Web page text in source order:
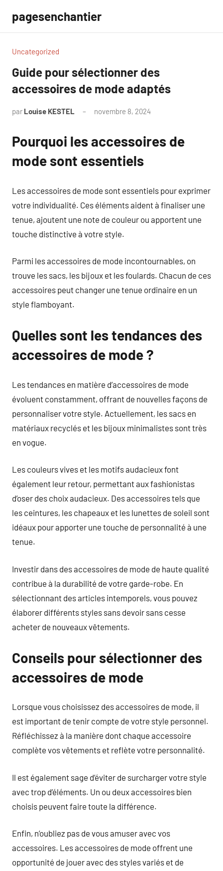
contenu
pagesenchantier
Uncategorized
Guide pour sélectionner des
accessoires de mode adaptés
par Louise KESTEL novembre 8, 2024
Pourquoi les accessoires de
mode sont essentiels
Les accessoires de mode sont essentiels pour exprimer
votre individualité. Ces éléments aident à finaliser une
tenue, ajoutent une note de couleur ou apportent une
touche distinctive à votre style.
Parmi les accessoires de mode incontournables, on
trouve les sacs, les bijoux et les foulards. Chacun de ces
accessoires peut changer une tenue ordinaire en un
style flamboyant.
Quelles sont les tendances des
accessoires de mode ?
Les tendances en matière d’accessoires de mode
évoluent constamment, offrant de nouvelles façons de
personnaliser votre style. Actuellement, les sacs en
matériaux recyclés et les bijoux minimalistes sont très
en vogue.
Les couleurs vives et les motifs audacieux font
également leur retour, permettant aux fashionistas
d’oser des choix audacieux. Des accessoires tels que
les ceintures, les chapeaux et les lunettes de soleil sont
idéaux pour apporter une touche de personnalité à une
tenue.
Investir dans des accessoires de mode de haute qualité
contribue à la durabilité de votre garde-robe. En
sélectionnant des articles intemporels, vous pouvez
élaborer différents styles sans devoir sans cesse
acheter de nouveaux vêtements.
Conseils pour sélectionner des
accessoires de mode
Lorsque vous choisissez des accessoires de mode, il
est important de tenir compte de votre style personnel.
Réfléchissez à la manière dont chaque accessoire
complète vos vêtements et reflète votre personnalité.
Il est également sage d’éviter de surcharger votre style
avec trop d’éléments. Un ou deux accessoires bien
choisis peuvent faire toute la différence.
Enfin, n’oubliez pas de vous amuser avec vos
accessoires. Les accessoires de mode offrent une
opportunité de jouer avec des styles variés et de